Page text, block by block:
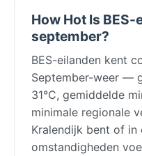
How Hot Is BES-
september?
BES-eilanden kent
September-weer —
31°C, gemiddelde
minimale regionale
Kralendijk bent of in
omstandigheden